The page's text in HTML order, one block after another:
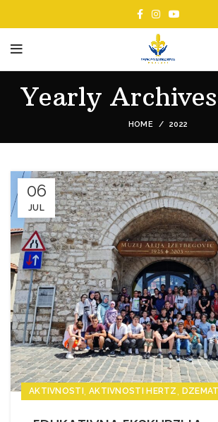
Yearly
HOME 2022
06
JUL
AKTIVNOSTI AKTIVNOSTI HERTZ